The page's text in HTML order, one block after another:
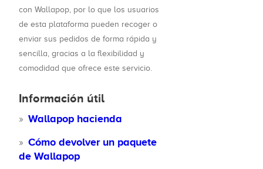
con Wallapop, por lo que los usuarios
de esta plataforma pueden recoger o
enviar sus pedidos de forma rápida y
sencilla, gracias a la flexibilidad y
comodidad que ofrece este servicio.
Información útil
Wallapop hacienda
Cómo devolver un paquete
de Wallapop